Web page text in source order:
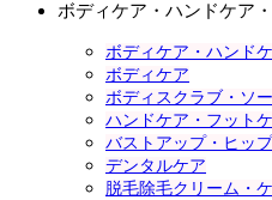
ボディケア・ハンドケア
ボディケア・ハンド
ボディケア
ボディスクラブ・ソ
ハンドケア・フット
バストアップ・ヒッ
デンタルケア
脱毛除毛クリーム・